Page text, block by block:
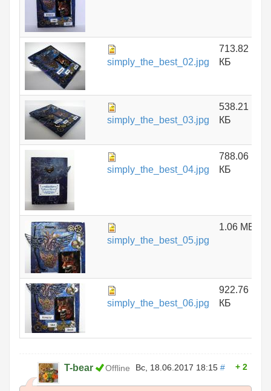
simply_the_best_02.jpg
713.82
КБ
simply_the_best_03.jpg
538.21
КБ
simply_the_best_04.jpg
788.06
КБ
simply_the_best_05.jpg
1.06 МБ
simply_the_best_06.jpg
922.76
КБ
T-bear Offline Вс, 18.06.2017 18:15 # 2